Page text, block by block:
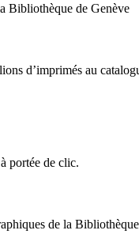
Bibliothèque de Genève
d’imprimés au
portée de clic.
de la